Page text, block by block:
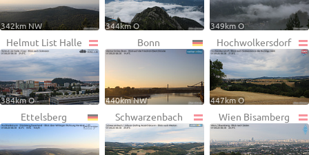
342km NW 344km O 349km O
Helmut List Halle
384km O
Bonn
440km NW
Hochwolkersdorf
447km O
Ettelsberg Schwarzenbach Wien Bisamberg